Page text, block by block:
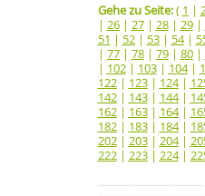
Gehe zu Seite:( 1 |
| 26| 27| 28| 29|
51 | 52| 53| 54|
| 77| 78| 79| 80|
| 102| 103| 104|
122| 123| 124|
142| 143| 144|
162| 163| 164|
182| 183| 184|
202| 203| 204|
222| 223| 224|